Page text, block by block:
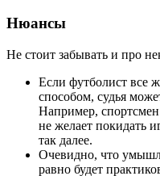
Нюансы
Не стоит забывать и про
Если футболист все
способом, судья
Например,
не желает покидать
так далее.
Очевидно, что
равно будет